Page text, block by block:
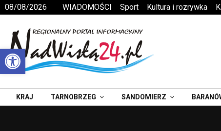
Otwórz pasek narzędzi
08/08/2026 WIADOMOŚCI Sport Kultura i rozrywka
KRAJ TARNOBRZEG SANDOMIERZ